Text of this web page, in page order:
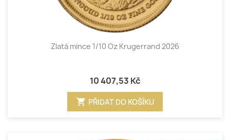
Zlatá mince 1/10 Oz Krugerrand 2026
10 407,53 Kč
shopping_cart PŘIDAT DO KOŠÍKU